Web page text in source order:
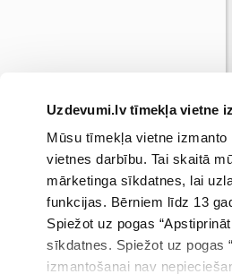
Uzdevumi.lv tīmekļa vietne
Mūsu tīmekļa vietne
vietnes darbību. Tai skaitā
mārketinga sīkdatnes, lai
funkcijas. Bērniem līdz 13
Spiežot uz pogas
sīkdatnes. Spiežot uz pogas
izmantošanai nav